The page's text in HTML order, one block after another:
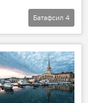
Батафсил 4